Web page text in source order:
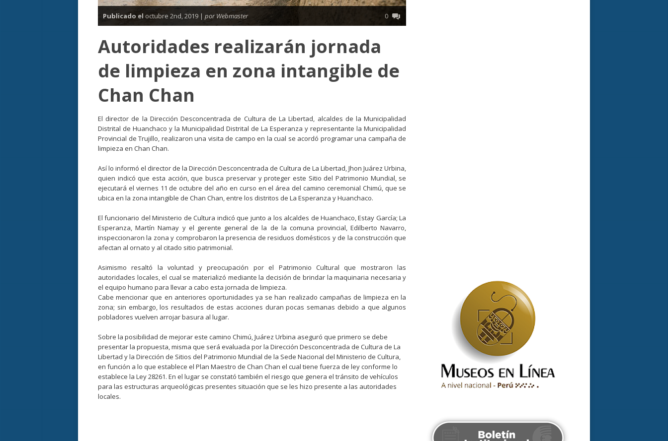
Publicado el octubre 2nd, 2019 | por Webmaster 0
Autoridades realizarán jornada
de limpieza en zona intangible de
Chan Chan
El director de la Dirección Desconcentrada de Cultura de La Libertad, alcaldes de la Municipalidad
Distrital de Huanchaco y la Municipalidad Distrital de La Esperanza y representante la Municipalidad
Provincial de Trujillo, realizaron una visita de campo en la cual se acordó programar una campaña de
limpieza en Chan Chan.
Así lo informó el director de la Dirección Desconcentrada de Cultura de La Libertad, Jhon Juárez Urbina,
quien indicó que esta acción, que busca preservar y proteger este Sitio del Patrimonio Mundial, se
ejecutará el viernes 11 de octubre del año en curso en el área del camino ceremonial Chimú, que se
ubica en la zona intangible de Chan Chan, entre los distritos de La Esperanza y Huanchaco.
El funcionario del Ministerio de Cultura indicó que junto a los alcaldes de Huanchaco, Estay García; La
Esperanza, Martín Namay y el gerente general de la de la comuna provincial, Edilberto Navarro,
inspeccionaron la zona y comprobaron la presencia de residuos domésticos y de la construcción que
afectan al ornato y al citado sitio patrimonial.
Asimismo resaltó la voluntad y preocupación por el Patrimonio Cultural que mostraron las
autoridades locales, el cual se materializó mediante la decisión de brindar la maquinaria necesaria y
el equipo humano para llevar a cabo esta jornada de limpieza.
Cabe mencionar que en anteriores oportunidades ya se han realizado campañas de limpieza en la
zona; sin embargo, los resultados de estas acciones duran pocas semanas debido a que algunos
pobladores vuelven arrojar basura al lugar.
Sobre la posibilidad de mejorar este camino Chimú, Juárez Urbina aseguró que primero se debe
presentar la propuesta, misma que será evaluada por la Dirección Desconcentrada de Cultura de La
Libertad y la Dirección de Sitios del Patrimonio Mundial de la Sede Nacional del Ministerio de Cultura,
en función a lo que establece el Plan Maestro de Chan Chan el cual tiene fuerza de ley conforme lo
establece la Ley 28261. En el lugar se constató también el riesgo que genera el tránsito de vehículos
para las estructuras arqueológicas presentes situación que se les hizo presente a las autoridades
locales.